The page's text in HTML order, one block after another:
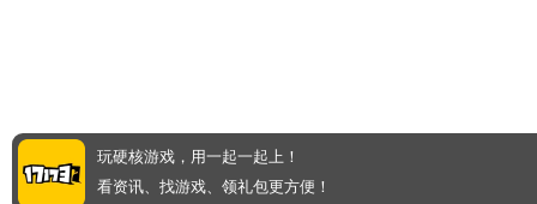
玩硬核游戏，用一起一起上！
看资讯、找游戏、领礼包更方便！